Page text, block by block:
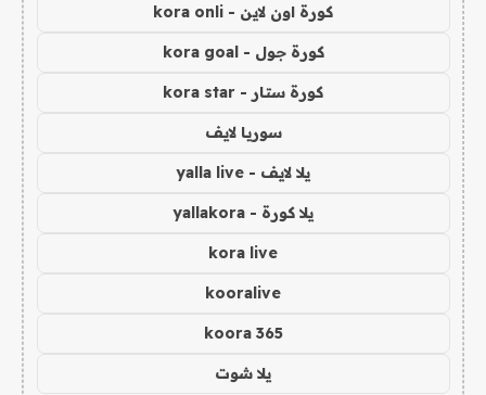
كورة اون لاين - kora onli
كورة جول - kora goal
كورة ستار - kora star
سوريا لايف
يلا لايف - yalla live
يلا كورة - yallakora
kora live
kooralive
koora 365
يلا شوت